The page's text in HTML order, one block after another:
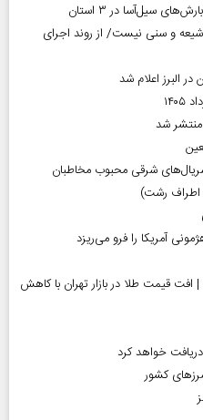
و سنی نیست/ از روند اجرای
البرز اعلام شد
شد
شرقی محبوب مخاطبان
اطراف رشت)
آمریکا را فرو می‌ریزد
قیمت طلا و سکه امروز ۱۱ مرداد ۱۴۰۵ | افت قیمت طلا در بازار تهران با کاهش
خواهد کرد